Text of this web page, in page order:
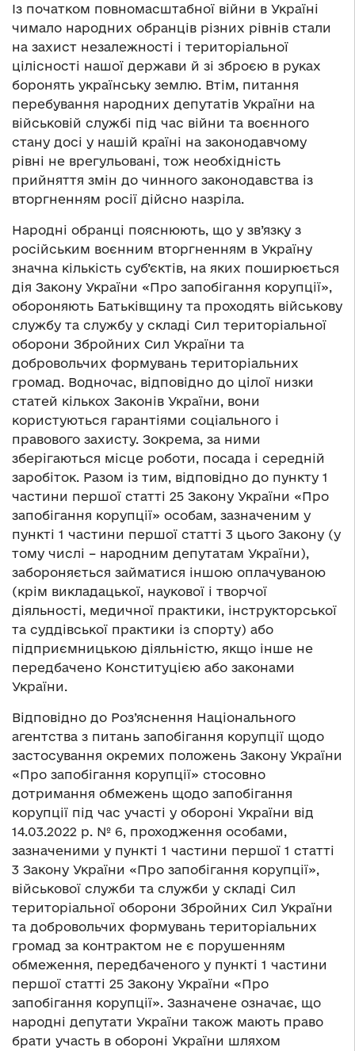
Із початком повномасштабної війни в Україні
чимало народних обранців різних рівнів стали
на захист незалежності і територіальної
цілісності нашої держави й зі зброєю в руках
боронять українську землю. Втім, питання
перебування народних депутатів України на
військовій службі під час війни та воєнного
стану досі у нашій країні на законодавчому
рівні не врегульовані, тож необхідність
прийняття змін до чинного законодавства із
вторгненням росії дійсно назріла.
Народні обранці пояснюють, що у зв’язку з
російським воєнним вторгненням в Україну
значна кількість суб’єктів, на яких поширюється
дія Закону України «Про запобігання корупції»,
обороняють Батьківщину та проходять військову
службу та службу у складі Сил територіальної
оборони Збройних Сил України та
добровольчих формувань територіальних
громад. Водночас, відповідно до цілої низки
статей кількох Законів України, вони
користуються гарантіями соціального і
правового захисту. Зокрема, за ними
зберігаються місце роботи, посада і середній
заробіток. Разом із тим, відповідно до пункту 1
частини першої статті 25 Закону України «Про
запобігання корупції» особам, зазначеним у
пункті 1 частини першої статті 3 цього Закону (у
тому числі – народним депутатам України),
забороняється займатися іншою оплачуваною
(крім викладацької, наукової і творчої
діяльності, медичної практики, інструкторської
та суддівської практики із спорту) або
підприємницькою діяльністю, якщо інше не
передбачено Конституцією або законами
України.
Відповідно до Роз’яснення Національного
агентства з питань запобігання корупції щодо
застосування окремих положень Закону України
«Про запобігання корупції» стосовно
дотримання обмежень щодо запобігання
корупції під час участі у обороні України від
14.03.2022 р. № 6, проходження особами,
зазначеними у пункті 1 частини першої 1 статті
3 Закону України «Про запобігання корупції»,
військової служби та служби у складі Сил
територіальної оборони Збройних Сил України
та добровольчих формувань територіальних
громад за контрактом не є порушенням
обмеження, передбаченого у пункті 1 частини
першої статті 25 Закону України «Про
запобігання корупції». Зазначене означає, що
народні депутати України також мають право
брати участь в обороні України шляхом